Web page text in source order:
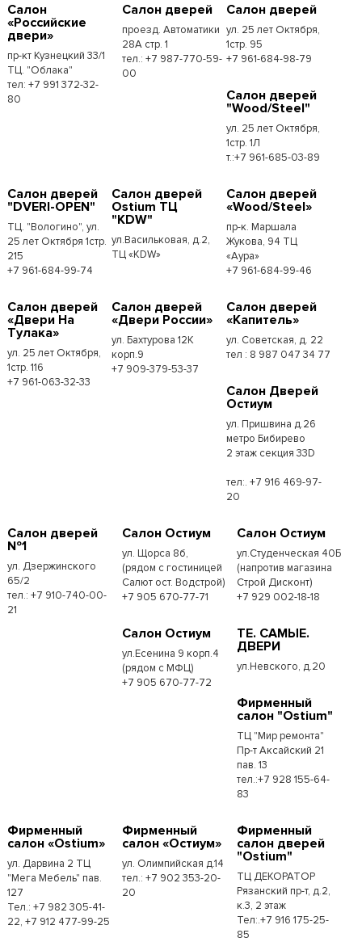
Салон
«Российские
двери»
пр-кт Кузнецкий 33/1
ТЦ. "Облака"
тел: +7 991 372-32-
80
Салон дверей
проезд. Автоматики
28А стр. 1
тел.: +7 987-770-59-
00
Салон дверей
ул. 25 лет Октября,
1стр. 95
+7 961-684-98-79
Салон дверей
"Wood/Steel"
ул. 25 лет Октября,
1стр. 1Л
т.:+7 961-685-03-89
Салон дверей
"DVERI-OPEN"
ТЦ. "Вологино", ул.
25 лет Октября 1стр.
215
+7 961-684-99-74
Салон дверей
Ostium ТЦ
"KDW"
ул.Васильковая, д.2,
ТЦ «KDW»
Салон дверей
«Wood/Steel»
пр-к. Маршала
Жукова, 94 ТЦ
«Аура»
+7 961-684-99-46
Салон дверей
«Двери На
Тулака»
ул. 25 лет Октября,
1стр. 116
+7 961-063-32-33
Салон дверей
«Двери России»
ул. Бахтурова 12К
корп.9
+7 909-379-53-37
Салон дверей
«Капитель»
ул. Советская, д. 22
тел : 8 987 047 34 77
Салон Дверей
Остиум
ул. Пришвина д.26
метро Бибирево
2 этаж секция 33D
тел:. +7 916 469-97-
20
Салон дверей
№1
ул. Дзержинского
65/2
тел.: +7 910-740-00-
21
Салон Остиум
ул. Щорса 8б,
(рядом с гостиницей
Салют ост. Водстрой)
+7 905 670-77-71
Салон Остиум
ул.Студенческая 40Б
(напротив магазина
Строй Дисконт)
+7 929 002-18-18
Салон Остиум
ул.Есенина 9 корп.4
(рядом с МФЦ)
+7 905 670-77-72
ТЕ. САМЫЕ.
ДВЕРИ
ул.Невского, д.20
Фирменный
салон "Ostium"
ТЦ "Мир ремонта"
Пр-т Аксайский 21
пав. 13
тел.:+7 928 155-64-
83
Фирменный
салон «Ostium»
ул. Дарвина 2 ТЦ
"Мега Мебель" пав.
127
Тел.: +7 982 305-41-
22, +7 912 477-99-25
Фирменный
салон «Остиум»
ул. Олимпийская д.14
тел.: +7 902 353-20-
20
Фирменный
салон дверей
"Ostium"
ТЦ ДЕКОРАТОР
Рязанский пр-т, д.2,
к.3, 2 этаж
Тел:.+7 916 175-25-
85